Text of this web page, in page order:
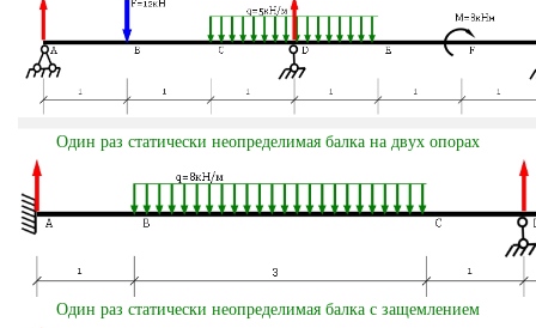
Один раз статически неопределимая балка на двух опорах
Один раз статически неопределимая балка с защемлением